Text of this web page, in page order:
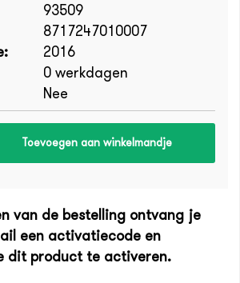
93509
8717247010007
2016
0 werkdagen
Nee
Toevoegen aan winkelmandje
van de bestelling ontvang je
een activatiecode en
dit product te activeren.